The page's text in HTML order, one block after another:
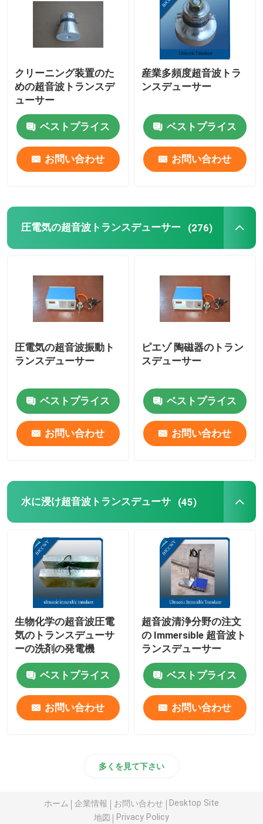
クリーニング装置のた
めの超音波トランスデ
ューサー
ベストプライス
お問い合わせ
産業多頻度超音波トラ
ンスデューサー
ベストプライス
お問い合わせ
圧電気の超音波トランスデューサー (276)
圧電気の超音波振動ト
ランスデューサー
ベストプライス
お問い合わせ
ピエゾ 陶磁器のトラン
スデューサー
ベストプライス
お問い合わせ
水に浸け超音波トランスデューサ (45)
生物化学の超音波圧電
気のトランスデューサ
ーの洗剤の発電機
ベストプライス
お問い合わせ
超音波清浄分野の注文
の Immersible 超音波ト
ランスデューサー
ベストプライス
お問い合わせ
多くを見て下さい
ホーム 企業情報 お問い合わせ
Desktop Site
地図
Privacy Policy